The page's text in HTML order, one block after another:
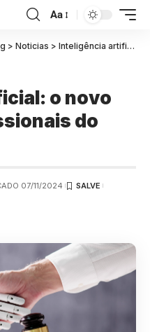
Aa
> Noticias > Inteligência artificial: o novo aliado dos profissionais do direito!
o novo
do
07/11/2024